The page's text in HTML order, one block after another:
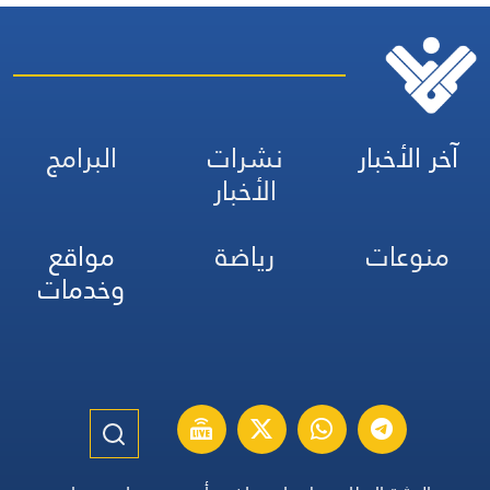
آخر الأخبار نشرات
الأخبار
البرامج
منوعات
رياضة مواقع
وخدمات